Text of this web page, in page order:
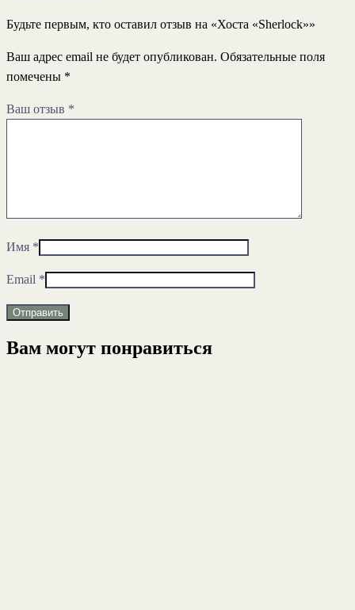
Будьте первым, кто оставил отзыв на «Хоста «Sherlock»»
Ваш адрес email не будет опубликован. Обязательные поля
помечены *
Ваш отзыв *
Имя *
Email *
Вам могут понравиться